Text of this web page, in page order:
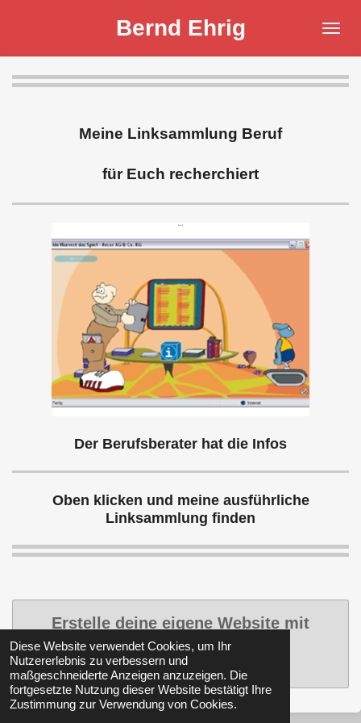
Diese Website verwendet Cookies, um Ihr
Nutzererlebnis zu verbessern und
maßgeschneiderte Anzeigen anzuzeigen. Die
fortgesetzte Nutzung dieser Website bestätigt Ihre
Zustimmung zur Verwendung von Cookies.
springen
Bernd Ehrig
Meine Linksammlung Beruf
für Euch recherchiert
Der Berufsberater hat die Infos
Oben klicken und meine ausführliche
Linksammlung finden
Erstelle deine eigene Website mit
Webador